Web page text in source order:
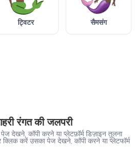
ट्विटर सैमसंग
रंगत की जलपरी
देखने, कॉपी करने या प्लेटफ़ॉर्म डिज़ाइन तुलना
क्लिक करें उसका पेज देखने, कॉपी करने या प्लेटफॉर्म